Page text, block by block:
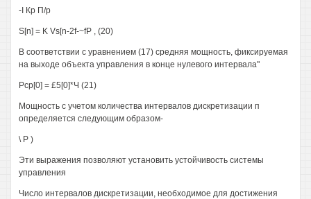
-I Кр П/р
S[n] = K Vs[n-2f-~fP , (20)
В соответствии с уравнением (17) средняя мощность, фиксируемая
на выходе объекта управления в конце нулевого интервала"
Рср[0] = £5[0]*Ч (21)
Мощность с учетом количества интервалов дискретизации п
определяется следующим образом-
\ Р )
Эти выражения позволяют установить устойчивость системы
управления
Число интервалов дискретизации, необходимое для достижения